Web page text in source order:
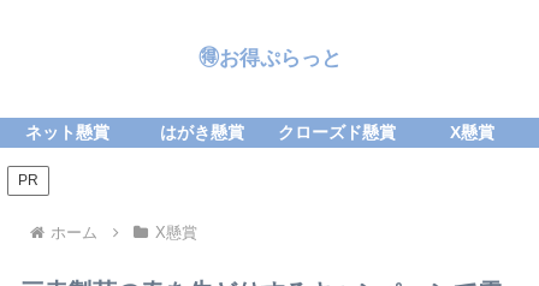
🉐お得ぷらっと
ネット懸賞 はがき懸賞 クローズド懸賞 X懸賞
PR
ホーム X懸賞